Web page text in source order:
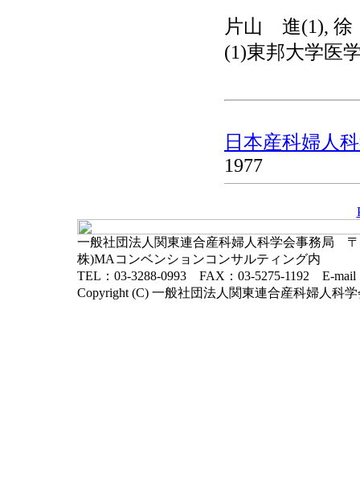
片山 進(1),
(1)東邦大学医
日本産科婦人
1977
一般社団法人関東連合産科婦人科学会事務局 〒
株)MAコンベンションコンサルティング内
TEL：03-3288-0993 FAX：03-5275-1192 E-mail
Copyright (C) 一般社団法人関東連合産科婦人科